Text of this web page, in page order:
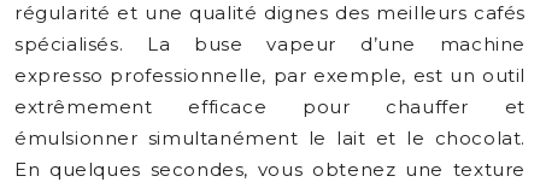
régularité et une qualité dignes des meilleurs cafés
spécialisés. La buse vapeur d’une machine
expresso professionnelle, par exemple, est un outil
extrêmement efficace pour chauffer et
émulsionner simultanément le lait et le chocolat.
En quelques secondes, vous obtenez une texture